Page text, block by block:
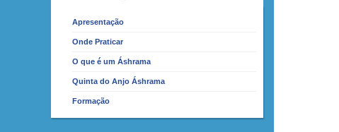
Apresentação
Onde Praticar
O que é um Áshrama
Quinta do Anjo Áshrama
Formação